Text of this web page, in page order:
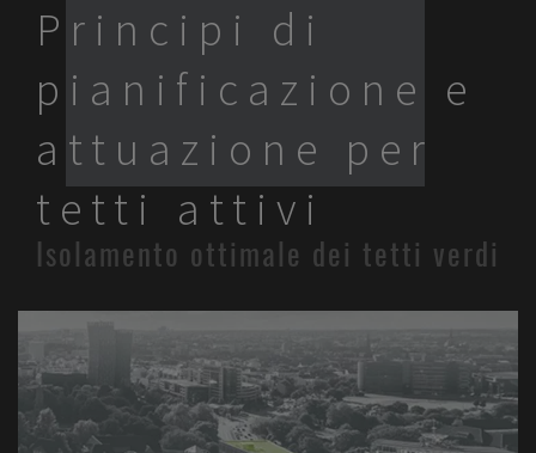
Principi di
pianificazione e
attuazione per
tetti attivi
Isolamento ottimale dei tetti verdi